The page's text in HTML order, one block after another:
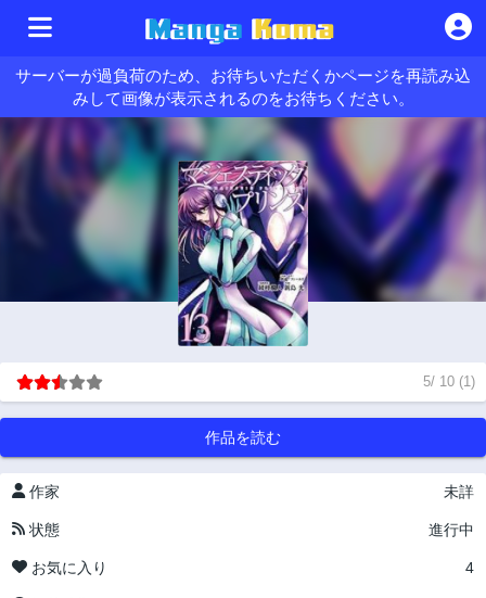
サーバーが過負荷のため、お待ちいただくかページを再読み込
みして画像が表示されるのをお待ちください。
5/ 10 (1)
作品を読む
作家 未詳
状態 進行中
お気に入り 4